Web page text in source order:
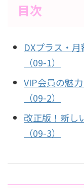
目次
DXプラス・
（09-1）
VIP会員の魅
（09-2）
改正版！新し
（09-3）